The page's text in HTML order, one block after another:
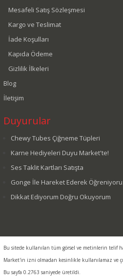
Mesafeli Satış Sözleşmesi
Kargo ve Teslimat
İade Koşulları
Kapıda Ödeme
Gizlilik İlkeleri
Blog
İletişim
Duyurular
Chewy Tubes Çiğneme Tüpleri
Karne Hediyeleri Duyu Market'te!
Ses Taklit Kartları Satışta
Gonge İle Hareket Ederek
Dikkat Ediyorum Doğru Okuyorum
Bu sitede kullanılan tüm görsel ve metinlerin telif
Market'in izni olmadan kesinlikle kullanılamaz ve
Bu sayfa 0.2763 saniyede üretildi.